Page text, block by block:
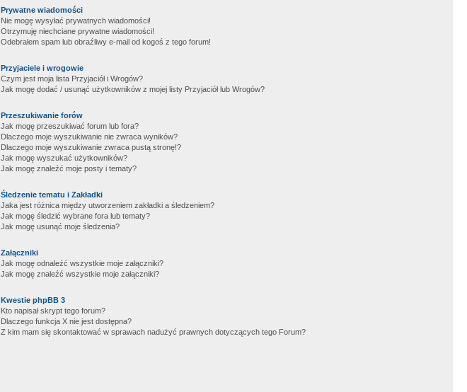
Prywatne wiadomości
Nie mogę wysyłać prywatnych wiadomości!
Otrzymuję niechciane prywatne wiadomości!
Odebrałem spam lub obraźliwy e-mail od kogoś z tego forum!
Przyjaciele i wrogowie
Czym jest moja lista Przyjaciół i Wrogów?
Jak mogę dodać / usunąć użytkowników z mojej listy Przyjaciół lub Wrogów?
Przeszukiwanie forów
Jak mogę przeszukiwać forum lub fora?
Dlaczego moje wyszukiwanie nie zwraca wyników?
Dlaczego moje wyszukiwanie zwraca pustą stronę!?
Jak mogę wyszukać użytkowników?
Jak mogę znaleźć moje posty i tematy?
Śledzenie tematu i Zakładki
Jaka jest różnica między utworzeniem zakładki a śledzeniem?
Jak mogę śledzić wybrane fora lub tematy?
Jak mogę usunąć moje śledzenia?
Załączniki
Jak mogę odnaleźć wszystkie moje załączniki?
Jak mogę znaleźć wszystkie moje załączniki?
Kwestie phpBB 3
Kto napisał skrypt tego forum?
Dlaczego funkcja X nie jest dostępna?
Z kim mam się skontaktować w sprawach nadużyć prawnych dotyczących tego Forum?